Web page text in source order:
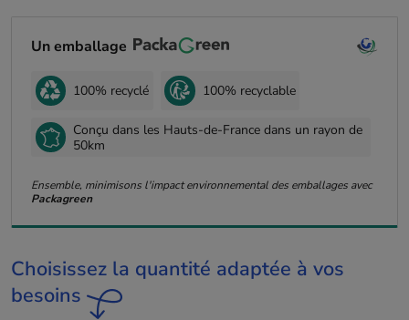
Un emballage
100% recyclé 100% recyclable
Conçu dans les Hauts-de-France dans un rayon de
50km
Ensemble, minimisons l'impact environnemental des emballages avec
Packagreen
Choisissez la quantité adaptée à vos
besoins